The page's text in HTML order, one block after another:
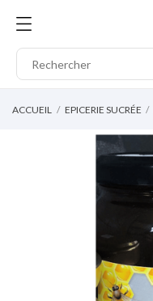
ACCUEIL EPICERIE SUCRÉE